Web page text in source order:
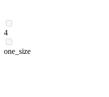
4
one_size